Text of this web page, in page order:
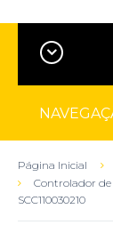
Página Inicial
Controlador de
SCC110030210